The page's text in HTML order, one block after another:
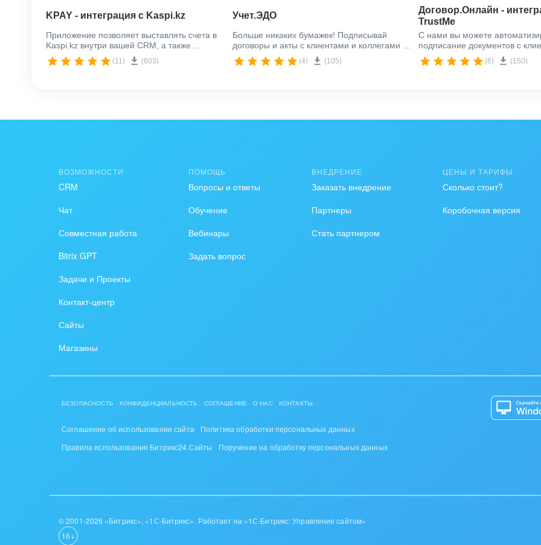
Тарифы на использования приложения размещены на сайтеhttps://iinparser.angrycode.kz/
KPAY - интеграция с Kaspi.kz
Приложение позволяет выставлять счета в
Kaspi.kz внутри вашей CRM, а также
автоматически зафиксирует оплату от
клиента.
(11) (603)
Учет.ЭДО
Больше никаких бумажек! Подписывай
договоры и акты с клиентами и коллегами —
не выходя из Битрикс24 через Учет.ЭДО
(4) (105)
Договор.Онлайн -
TrustMe
С нами вы можете
подписание документов с
используя сервис TrustMe.
документы клиентам на
(6) (150)
ВОЗМОЖНОСТИ
CRM
Чат
Совместная работа
Bitrix GPT
Задачи и Проекты
Контакт-центр
Сайты
Магазины
ПОМОЩЬ
Вопросы и ответы
Обучение
Вебинары
Задать вопрос
ВНЕДРЕНИЕ
Заказать внедрение
Партнеры
Стать партнером
ЦЕНЫ И ТАРИФЫ
Сколько стоит?
Коробочная версия
БЕЗОПАСНОСТЬ КОНФИДЕНЦИАЛЬНОСТЬ СОГЛАШЕНИЕ О НАС КОНТАКТЫ
Соглашение об использовании сайта
Политика обработки персональных данных
Правила использования Битрикс24.Сайты
Поручение на обработку персональных данных
© 2001-2026 «Битрикс», «1С-Битрикс». Работает на «1С-Битрикс: Управление сайтом»
16+